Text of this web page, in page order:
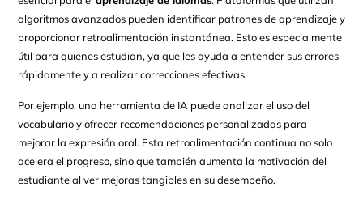
algoritmos avanzados pueden identificar patrones de aprendizaje y
proporcionar retroalimentación instantánea. Esto es especialmente
útil para quienes estudian, ya que les ayuda a entender sus errores
rápidamente y a realizar correcciones efectivas.
Por ejemplo, una herramienta de IA puede analizar el uso del
vocabulario y ofrecer recomendaciones personalizadas para
mejorar la expresión oral. Esta retroalimentación continua no solo
acelera el progreso, sino que también aumenta la motivación del
estudiante al ver mejoras tangibles en su desempeño.